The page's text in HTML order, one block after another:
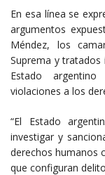
En esa línea se
argumentos
Méndez, los
Suprema y tratados
Estado
violaciones a los
“El Estado
investigar y
derechos humanos
que configuran